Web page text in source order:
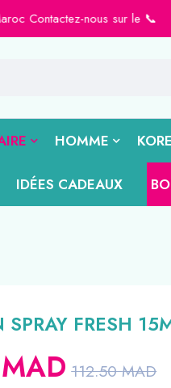
nous sur le 📞
HOMME
IDÉES CADEAUX
FRESH
112.50MAD
MAD